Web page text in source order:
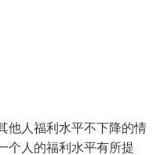
他人福利水平不下降的情
个人的福利水平有所提